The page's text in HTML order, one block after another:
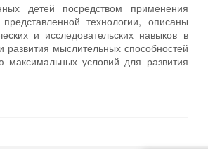
детей посредством применения
технологии, описаны
и исследовательских навыков в
развития мыслительных способностей
условий для развития